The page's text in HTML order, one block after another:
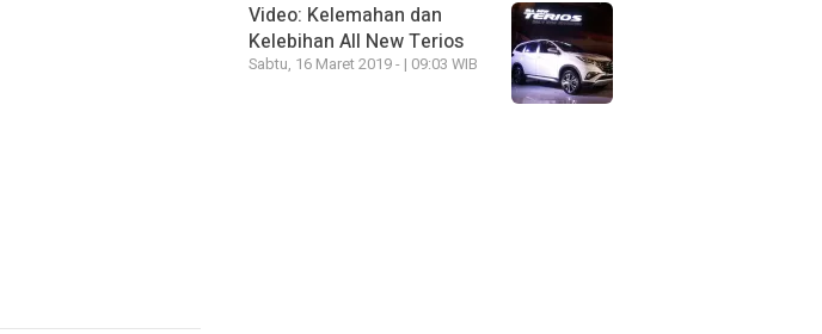
Video: Kelemahan dan
Kelebihan All New Terios
Sabtu, 16 Maret 2019 - | 09:03 WIB